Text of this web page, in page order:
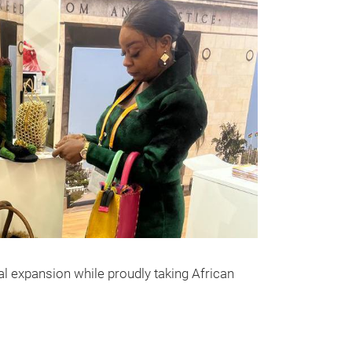
expansion while proudly taking African